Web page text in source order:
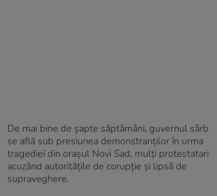
De mai bine de șapte săptămâni, guvernul sârb
se află sub presiunea demonstranților în urma
tragediei din orașul Novi Sad, mulți protestatari
acuzând autoritățile de corupție și lipsă de
supraveghere.